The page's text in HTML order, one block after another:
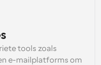
tools zoals
e-mailplatforms om